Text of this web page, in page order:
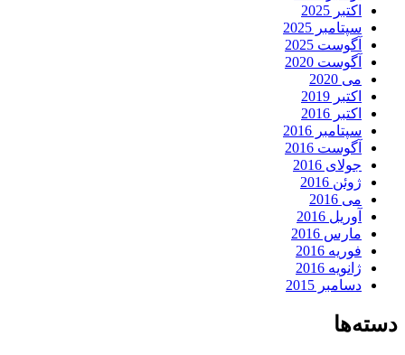
اکتبر 2025
سپتامبر 2025
آگوست 2025
آگوست 2020
می 2020
اکتبر 2019
اکتبر 2016
سپتامبر 2016
آگوست 2016
جولای 2016
ژوئن 2016
می 2016
آوریل 2016
مارس 2016
فوریه 2016
ژانویه 2016
دسامبر 2015
دسته‌ها